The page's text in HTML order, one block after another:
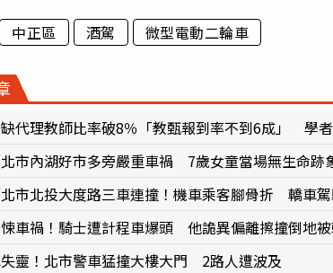
中正區 酒駕 微型電動二輪車
代理教師比率破8％「教甄報到率不到6成」 學
市內湖好市多旁嚴重車禍 7歲女童當場無生命跡
市北投大度路三車連撞！機車乘客腳骨折 轎車
車禍！騎士遭計程車爆頭 他詭異偏離擦撞倒地
靈！北市警車猛撞大樓大門 2路人遭波及